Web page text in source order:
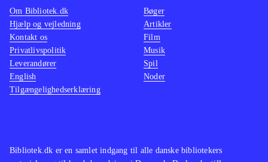
Bibliotek.dk er en samlet indgang til alle danske bibliotekers
Om Bibliotek.dk
Hjælp og vejledning
Kontakt os
Privatlivspolitik
Leverandører
English
Tilgængelighedserklæring
Bøger
Artikler
Film
Musik
Spil
Noder